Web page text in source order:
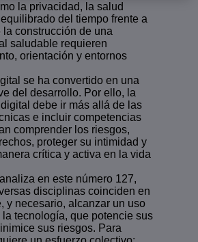
la privacidad, la salud
del tiempo frente a
la construcción de una
saludable requieren
orientación y entornos
se ha convertido en una
del desarrollo. Por ello, la
debe ir más allá de las
e incluir competencias
comprender los riesgos,
proteger su intimidad y
crítica y activa en la vida
en este número 127,
disciplinas coinciden en
y necesario, alcanzar un uso
tecnología, que potencie sus
sus riesgos. Para